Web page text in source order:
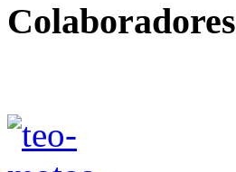
Colaboradores